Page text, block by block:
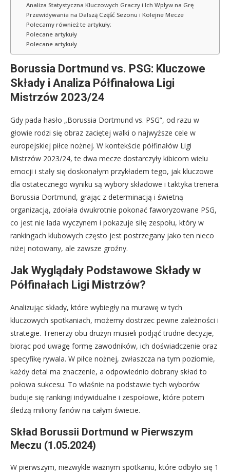
Analiza Statystyczna Kluczowych Graczy i Ich Wpływ na Grę
Przewidywania na Dalszą Część Sezonu i Kolejne Mecze
Polecamy również te artykuły:
Polecane artykuły
Polecane artykuły
Borussia Dortmund vs. PSG: Kluczowe
Składy i Analiza Półfinałowa Ligi
Mistrzów 2023/24
Gdy pada hasło „Borussia Dortmund vs. PSG”, od razu w
głowie rodzi się obraz zaciętej walki o najwyższe cele w
europejskiej piłce nożnej. W kontekście półfinałów Ligi
Mistrzów 2023/24, te dwa mecze dostarczyły kibicom wielu
emocji i stały się doskonałym przykładem tego, jak kluczowe
dla ostatecznego wyniku są wybory składowe i taktyka trenera.
Borussia Dortmund, grając z determinacją i świetną
organizacją, zdołała dwukrotnie pokonać faworyzowane PSG,
co jest nie lada wyczynem i pokazuje siłę zespołu, który w
rankingach klubowych często jest postrzegany jako ten nieco
niżej notowany, ale zawsze groźny.
Jak Wyglądały Podstawowe Składy w
Półfinałach Ligi Mistrzów?
Analizując składy, które wybiegły na murawę w tych
kluczowych spotkaniach, możemy dostrzec pewne zależności i
strategie. Trenerzy obu drużyn musieli podjąć trudne decyzje,
biorąc pod uwagę formę zawodników, ich doświadczenie oraz
specyfikę rywala. W piłce nożnej, zwłaszcza na tym poziomie,
każdy detal ma znaczenie, a odpowiednio dobrany skład to
połowa sukcesu. To właśnie na podstawie tych wyborów
buduje się rankingi indywidualne i zespołowe, które potem
śledzą miliony fanów na całym świecie.
Skład Borussii Dortmund w Pierwszym
Meczu (1.05.2024)
W pierwszym, niezwykle ważnym spotkaniu, które odbyło się 1